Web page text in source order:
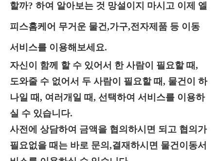
할까? 하여 알아보는 것 망설이지 마시고 이제 엘
피스홈케어 무거운 물건,가구,전자제품 등 이동
서비스를 이용해보세요.
자신이 함께 할 수 있어서 한 사람이 필요할 때,
도와줄 수 없어서 두 사람이 필요할 때, 물건이 하
나일 때, 여러개일 때, 선택하여 서비스를 이용하
실 수 있습니다.
사전에 상담하여 금액을 협의하시면 되고 협의가
필요없을 때는 바로 문의,결재하시면 물건이동서